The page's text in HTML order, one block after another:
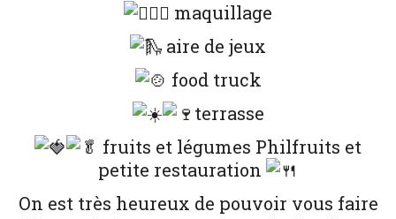
maquillage
aire de jeux
food truck
terrasse
fruits et légumes Philfruits et
petite restauration
On est très heureux de pouvoir vous faire